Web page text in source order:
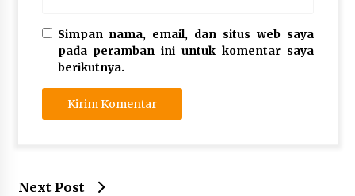
Simpan nama, email, dan situs web saya
pada peramban ini untuk komentar saya
berikutnya.
Next Post